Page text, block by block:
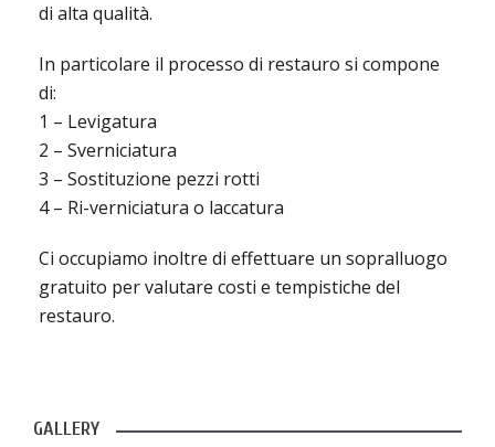
di alta qualità.
In particolare il processo di restauro si compone
di:
1 – Levigatura
2 – Sverniciatura
3 – Sostituzione pezzi rotti
4 – Ri-verniciatura o laccatura
Ci occupiamo inoltre di effettuare un sopralluogo
gratuito per valutare costi e tempistiche del
restauro.
GALLERY